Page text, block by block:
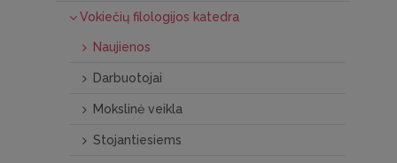
Vokiečių filologijos katedra
Naujienos
Darbuotojai
Mokslinė veikla
Stojantiesiems